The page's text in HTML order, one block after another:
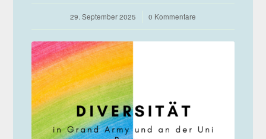
29. September 2025
/ 0 Kommentare